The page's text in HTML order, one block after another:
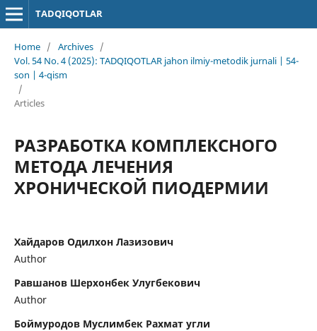
TADQIQOTLAR
Home / Archives /
Vol. 54 No. 4 (2025): TADQIQOTLAR jahon ilmiy-metodik jurnali | 54-
son | 4-qism
/
Articles
РАЗРАБОТКА КОМПЛЕКСНОГО
МЕТОДА ЛЕЧЕНИЯ
ХРОНИЧЕСКОЙ ПИОДЕРМИИ
Хайдаров Одилхон Лазизович
Author
Равшанов Шерхонбек Улугбекович
Author
Боймуродов Муслимбек Рахмат угли